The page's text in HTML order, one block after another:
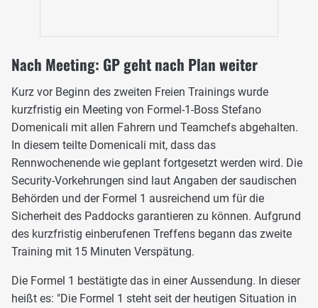
Nach Meeting: GP geht nach Plan weiter
Kurz vor Beginn des zweiten Freien Trainings wurde
kurzfristig ein Meeting von Formel-1-Boss Stefano
Domenicali mit allen Fahrern und Teamchefs abgehalten.
In diesem teilte Domenicali mit, dass das
Rennwochenende wie geplant fortgesetzt werden wird. Die
Security-Vorkehrungen sind laut Angaben der saudischen
Behörden und der Formel 1 ausreichend um für die
Sicherheit des Paddocks garantieren zu können. Aufgrund
des kurzfristig einberufenen Treffens begann das zweite
Training mit 15 Minuten Verspätung.
Die Formel 1 bestätigte das in einer Aussendung. In dieser
heißt es: "Die Formel 1 steht seit der heutigen Situation in